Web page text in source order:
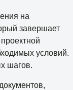
на
завершает
условий.
шагов.